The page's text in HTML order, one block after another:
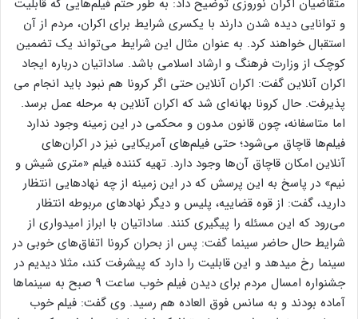
متقاضیان اکران نوروزی توضیح داد: به طور حتم فیلم‌هایی که قابلیت
و توانایی دیده شدن دارند با یکسری شرایط برای اکران، مردم از آن
استقبال خواهند کرد. به عنوان مثال این شرایط می‌تواند یک تضمین
کوچک از وزارت فرهنگ و ارشاد اسلامی باشد. ساداتیان درباره ایجاد
اکران آنلاین گفت: اکران آنلاین حتی اگر کرونا هم نبود باید انجام می
پذیرفت. حال کرونا بهانه‌ای شد که اکران آنلاین به مرحله عمل برسد.
اما متاسفانه، چون قانون مدون و محکمی در این زمینه وجود ندارد
فیلم‌ها قاچاق می‌شود؛ حتی فیلم‌های آمریکایی نیز در اکران‌های
آنلاین امکان قاچاق آن‌ها وجود دارد. تهیه کننده فیلم «متری شیش و
نیم» در پاسخ به این پرسش که در این زمینه از چه نهاد‌هایی انتظار
دارید، گفت: از قوه قضاییه، پلیس و دیگر نهاد‌های مربوطه انتظار
می‌رود که این مسئله را پیگیری کنند. ساداتیان با ابراز امیدواری از
شرایط حال حاضر سینما گفت: پس از بحران کرونا اتفاق‌های خوبی در
سینما رخ میدهد و این قابلیت را دارد که پیشرفت کند، مثلا دیدیم در
جشنواره امسال مردم برای دیدن فیلم خوب ساعت ۹ صبح به سینما‌ها
آماده بودند و به سانس فوق العاده هم رسید. وی گفت: فیلم خوب